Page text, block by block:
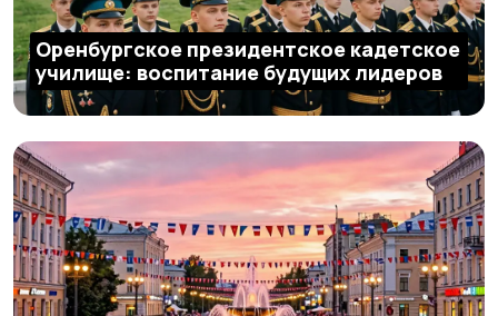
Оренбургское президентское кадетское
училище: воспитание будущих лидеров